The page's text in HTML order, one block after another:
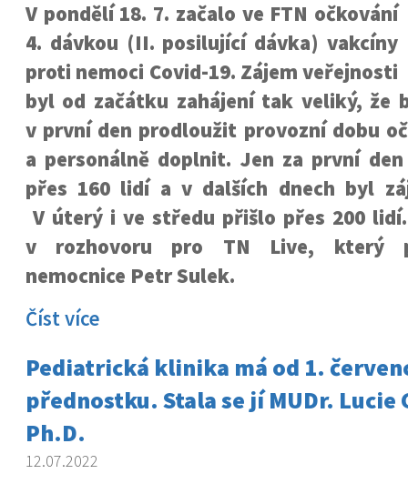
V pondělí 18. 7. začalo ve FTN očkování
4. dávkou (II. posilující dávka) vakcíny
proti nemoci Covid-19. Zájem veřejnosti
byl od začátku zahájení tak veliký, že
v první den prodloužit provozní dobu
a personálně doplnit. Jen za první
přes 160 lidí a v dalších dnech byl
V úterý i ve středu přišlo přes 200
v rozhovoru pro TN Live, který
nemocnice Petr Sulek.
Číst více
Pediatrická klinika má od 1.
přednostku. Stala se jí MUDr. Lucie
Ph.D.
12.07.2022